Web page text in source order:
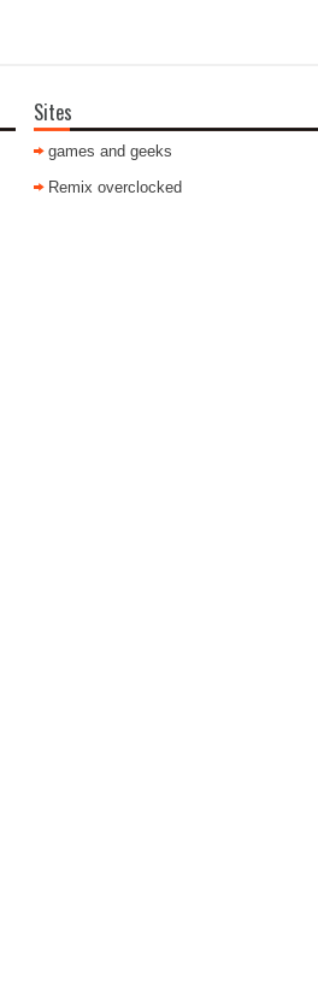
Sites
games and geeks
Remix overclocked